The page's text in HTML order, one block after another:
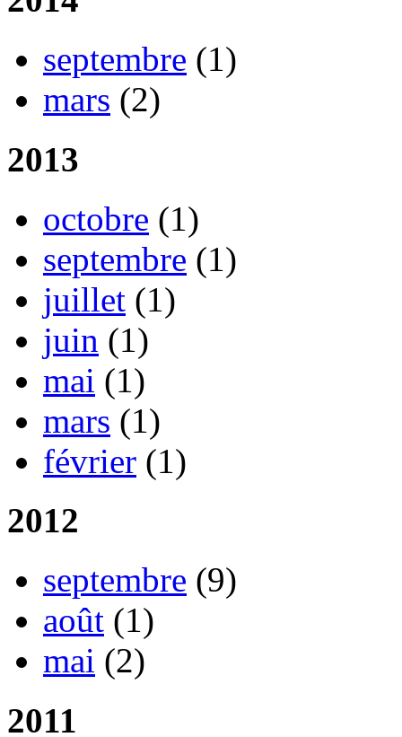
septembre (1)
mars (2)
2013
octobre (1)
septembre (1)
juillet (1)
juin (1)
mai (1)
mars (1)
février (1)
2012
septembre (9)
août (1)
mai (2)
2011